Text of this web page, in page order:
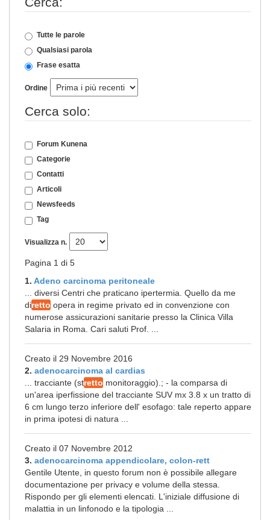
Tutte le parole
Qualsiasi parola
Frase esatta
Ordine
Cerca solo:
Forum Kunena
Categorie
Contatti
Articoli
Newsfeeds
Tag
Visualizza n.
Pagina 1 di 5
1. Adeno carcinoma peritoneale
... diversi Centri che praticano ipertermia. Quello da me
diretto opera in regime privato ed in convenzione con
numerose assicurazioni sanitarie presso la Clinica Villa
Salaria in Roma. Cari saluti Prof. ...
Creato il 29 Novembre 2016
2. adenocarcinoma al cardias
... tracciante (stretto monitoraggio).; - la comparsa di
un'area iperfissione del tracciante SUV mx 3.8 x un tratto di
6 cm lungo terzo inferiore dell' esofago: tale reperto appare
in prima ipotesi di natura ...
Creato il 07 Novembre 2012
3. adenocarcinoma appendicolare, colon-rett
Gentile Utente, in questo forum non è possibile allegare
documentazione per privacy e volume della stessa.
Rispondo per gli elementi elencati. L'iniziale diffusione di
malattia in un linfonodo e la tipologia ...